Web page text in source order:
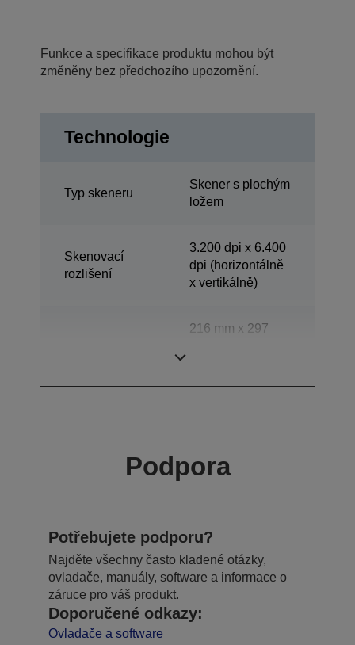
Funkce a specifikace produktu mohou být
změněny bez předchozího upozornění.
Technologie
Typ skeneru
Skener s plochým
ložem
Skenovací
rozlišení
3.200 dpi x 6.400
dpi (horizontálně
x vertikálně)
216 mm x 297
Podpora
Potřebujete podporu?
Najděte všechny často kladené otázky,
ovladače, manuály, software a informace o
záruce pro váš produkt.
Doporučené odkazy:
Ovladače a software